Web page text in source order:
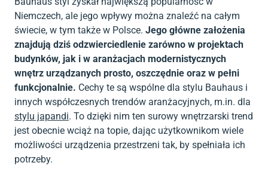
Niemczech, ale jego wpływy można znaleźć na całym
świecie, w tym także w Polsce. Jego główne założenia
znajdują dziś odzwierciedlenie zarówno w projektach
budynków, jak i w aranżacjach modernistycznych
wnętrz urządzanych prosto, oszczędnie oraz w pełni
funkcjonalnie. Cechy te są wspólne dla stylu Bauhaus i
innych współczesnych trendów aranżacyjnych, m.in. dla
stylu japandi. To dzięki nim ten surowy wnętrzarski trend
jest obecnie wciąż na topie, dając użytkownikom wiele
możliwości urządzenia przestrzeni tak, by spełniała ich
potrzeby.